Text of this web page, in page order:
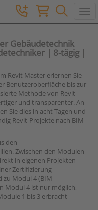
Gebäudetechnik
| 8-tägig |
Revit Master erlernen Sie
Benutzeroberfläche bis zur
Methode von Revit
und transparenter. An
Sie dies in acht Tagen und
Revit-Projekte nach BIM-
den
Zwischen den Modulen
in eigenen Projekten
Zertifizierung
zu Modul 4 (BIM-
Modul 4 ist nur möglich,
1 bis 3 erbracht